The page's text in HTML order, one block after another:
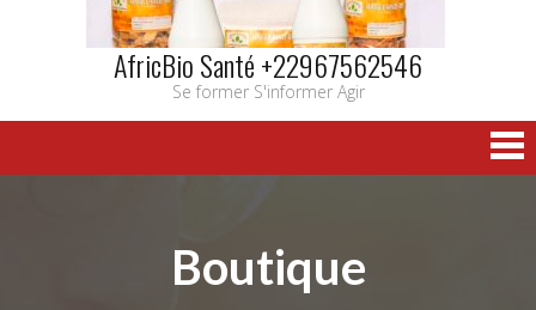
AfricBio Santé +22967562546
Se former S'informer Agir
Boutique